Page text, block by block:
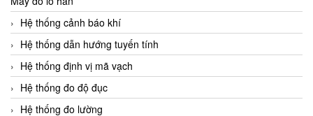
Hệ thống cảnh báo khí
Hệ thống dẫn hướng tuyến tính
Hệ thống định vị mã vạch
Hệ thống đo độ đục
Hệ thống đo lường